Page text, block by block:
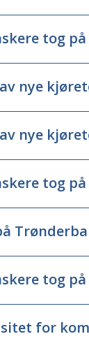
tog
nye
nye
tog
tog
for